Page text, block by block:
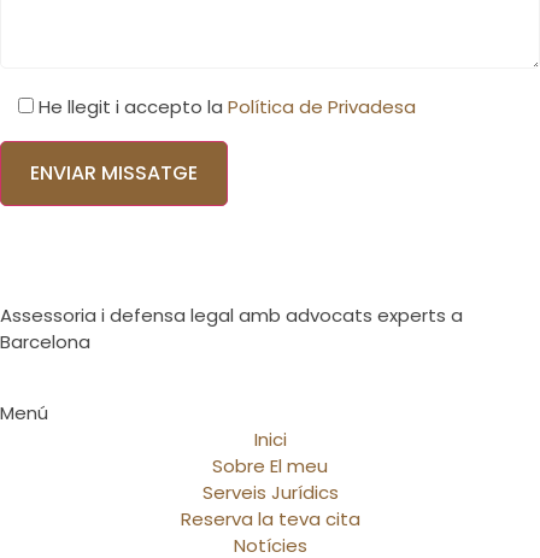
He llegit i accepto la Política de Privadesa
Por
favor,
deja
Assessoria i defensa legal amb advocats experts a
Barcelona
Menú
Inici
Sobre El meu
Serveis Jurídics
Reserva la teva cita
Notícies